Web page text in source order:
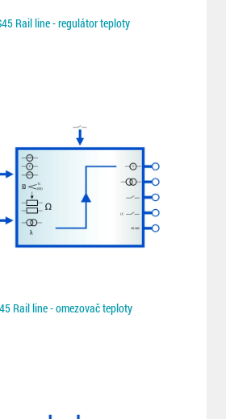
Rail line - regulátor teploty
Rail line - omezovač teploty